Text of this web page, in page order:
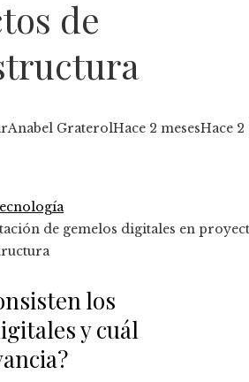
de
Anabel GraterolHace 2 mesesHace 2
de gemelos digitales en
los
y cuál